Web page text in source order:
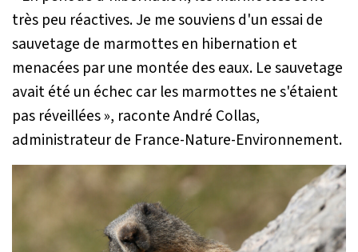
très peu réactives. Je me souviens d'un essai de
sauvetage de marmottes en hibernation et
menacées par une montée des eaux. Le sauvetage
avait été un échec car les marmottes ne s'étaient
pas réveillées », raconte André Collas,
administrateur de France-Nature-Environnement.